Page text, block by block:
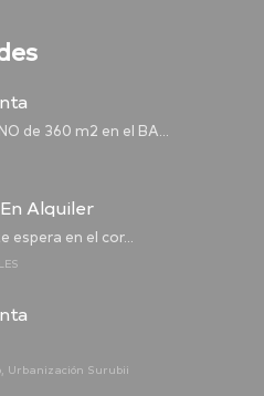
de 360 m2 en el BA...
Alquiler
espera en el cor...
Urbanización Surubii